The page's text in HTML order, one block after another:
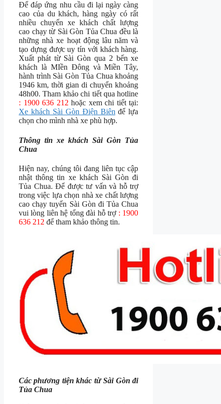
Để đáp ứng nhu cầu đi lại ngày càng
cao của du khách, hàng ngày có rất
nhiều chuyến xe khách chất lượng
cao chạy từ Sài Gòn Tủa Chua đều là
những nhà xe hoạt động lâu năm và
tạo dựng được uy tín với khách hàng.
Xuất phát từ Sài Gòn qua 2 bến xe
khách là MIền Đông và Miền Tây,
hành trình Sài Gòn Tủa Chua khoảng
1946 km, thời gian di chuyển khoảng
48h00. Tham khảo chi tiết qua hotline
: 1900 636 212 hoặc xem chi tiết tại:
Xe khách Sài Gòn Điện Biên để lựa
chọn cho mình nhà xe phù hợp.
Thông tin xe khách Sài Gòn Tủa
Chua
Hiện nay, chúng tôi đang liên tục cập
nhật thông tin xe khách Sài Gòn đi
Tủa Chua. Để được tư vấn và hỗ trợ
trong việc lựa chọn nhà xe chất lượng
cao chạy tuyến Sài Gòn đi Tủa Chua
vui lòng liên hệ tổng đài hỗ trợ : 1900
636 212 để tham khảo thông tin.
Các phương tiện khác từ Sài Gòn đi
Tủa Chua